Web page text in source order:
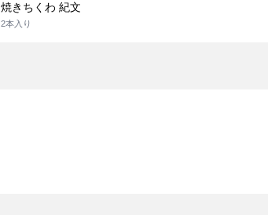
焼きちくわ 紀文
2本入り